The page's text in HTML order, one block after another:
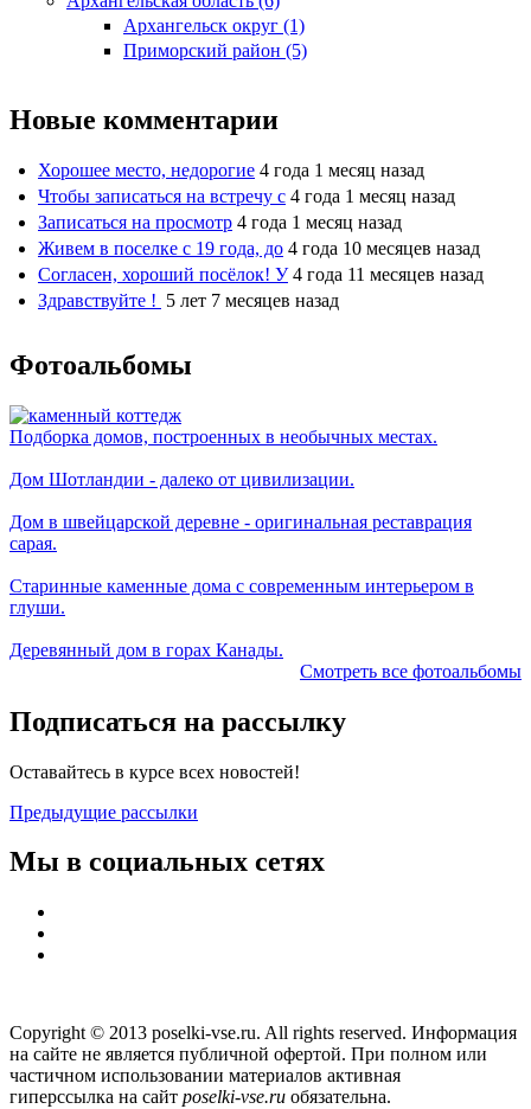
Архангельск округ (1)
Приморский район (5)
Новые комментарии
Хорошее место, недорогие 4 года 1 месяц назад
Чтобы записаться на встречу с 4 года 1 месяц назад
Записаться на просмотр 4 года 1 месяц назад
Живем в поселке с 19 года, до 4 года 10 месяцев назад
Согласен, хороший посёлок! У 4 года 11 месяцев назад
Здравствуйте ! 5 лет 7 месяцев назад
Фотоальбомы
Подборка домов, построенных в необычных местах.
Дом Шотландии - далеко от цивилизации.
Дом в швейцарской деревне - оригинальная реставрация
сарая.
Старинные каменные дома с современным интерьером в
глуши.
Деревянный дом в горах Канады.
Смотреть все фотоальбомы
Подписаться на рассылку
Оставайтесь в курсе всех новостей!
Предыдущие рассылки
Мы в социальных сетях
Copyright © 2013 poselki-vse.ru. All rights reserved. Информация
на сайте не является публичной офертой. При полном или
частичном использовании материалов активная
гиперссылка на сайт poselki-vse.ru​ обязательна.